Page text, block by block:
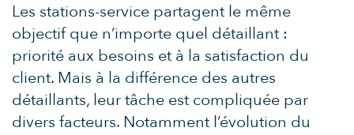
Les stations-service partagent le même
objectif que n’importe quel détaillant :
priorité aux besoins et à la satisfaction du
client. Mais à la différence des autres
détaillants, leur tâche est compliquée par
divers facteurs. Notamment l’évolution du